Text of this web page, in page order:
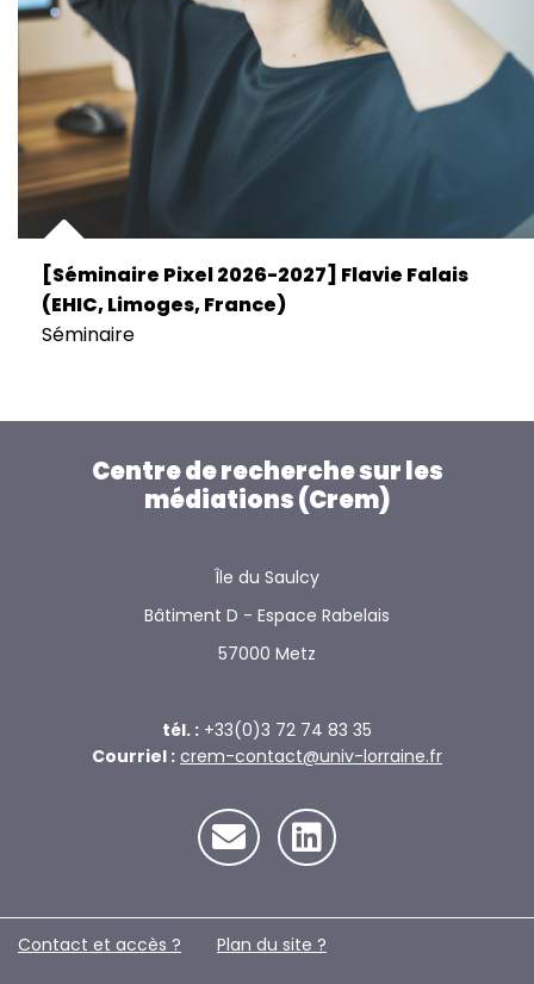
[Séminaire Pixel 2026-2027] Flavie Falais
(EHIC, Limoges, France)
Séminaire
Centre de recherche sur les
médiations (Crem)
Île du Saulcy
Bâtiment D - Espace Rabelais
57000 Metz
tél. : +33(0)3 72 74 83 35
Courriel : crem-contact@univ-lorraine.fr
Contact et accès ? Plan du site ?️